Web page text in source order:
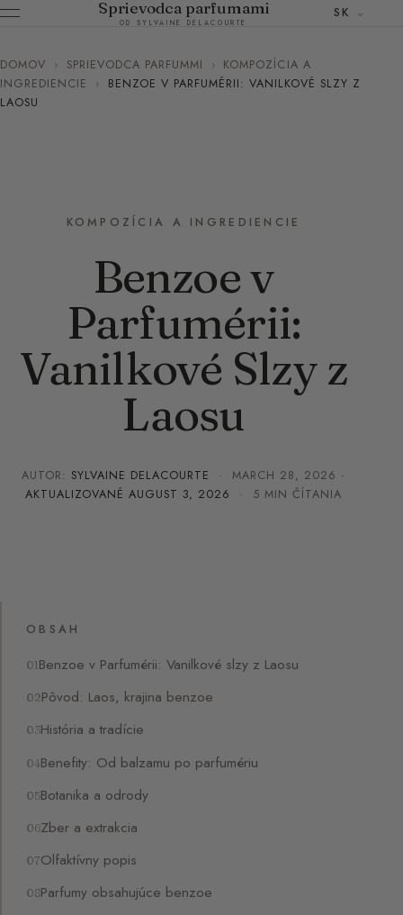
Sprievodca parfumami
OD SYLVAINE DELACOURTE
SK
DOMOV › SPRIEVODCA PARFUMMI › KOMPOZÍCIA A
INGREDIENCIE
›
BENZOE V PARFUMÉRII: VANILKOVÉ SLZY Z
LAOSU
KOMPOZÍCIA A INGREDIENCIE
Benzoe v
Parfumérii:
Vanilkové Slzy z
Laosu
AUTOR: SYLVAINE DELACOURTE ·MARCH 28, 2026 ·
AKTUALIZOVANÉ AUGUST 3, 2026 · 5 MIN ČÍTANIA
OBSAH
Benzoe v Parfumérii: Vanilkové slzy z Laosu
Pôvod: Laos, krajina benzoe
História a tradície
Benefity: Od balzamu po parfumériu
Botanika a odrody
Zber a extrakcia
Olfaktívny popis
Parfumy obsahujúce benzoe